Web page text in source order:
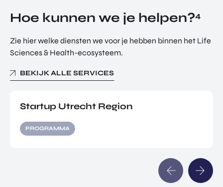
Hoe kunnen we je helpen?4
Zie hier welke diensten we voor je hebben binnen het Life
Sciences & Health-ecosysteem.
BEKIJK ALLE SERVICES
Startup Utrecht Region
PROGRAMMA